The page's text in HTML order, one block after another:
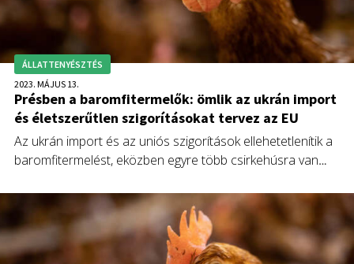
ÁLLATTENYÉSZTÉS
2023. MÁJUS 13.
Présben a baromfitermelők: ömlik az ukrán import
és életszerűtlen szigorításokat tervez az EU
Az ukrán import és az uniós szigorítások ellehetetlenítik a
baromfitermelést, eközben egyre több csirkehúsra van
konferencián.